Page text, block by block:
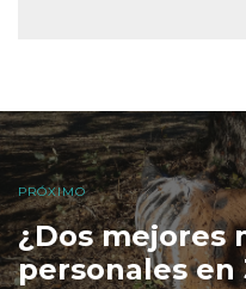
PRÓXIMO
¿Dos mejores
personales en